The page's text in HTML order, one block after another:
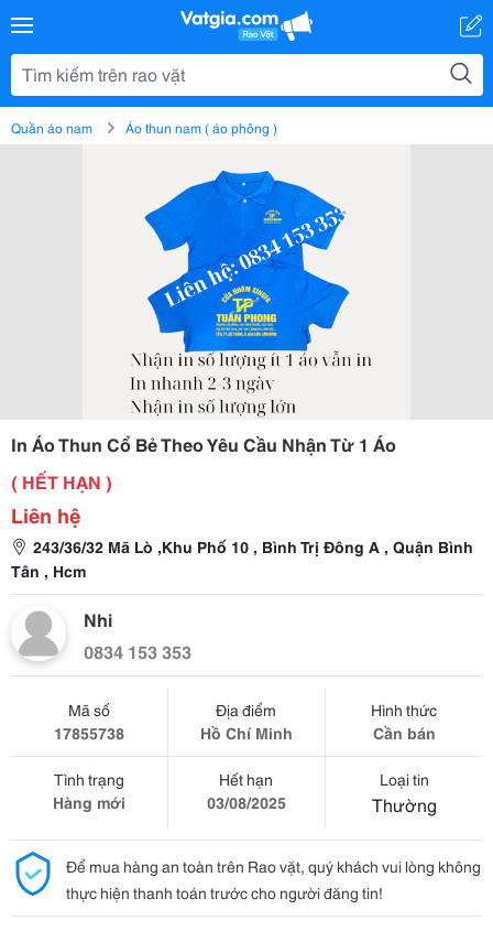
Quần áo nam Áo thun nam ( áo phông )
In Áo Thun Cổ Bẻ Theo Yêu Cầu Nhận Từ 1 Áo
( HẾT HẠN )
Liên hệ
243/36/32 Mã Lò ,Khu Phố 10 , Bình Trị Đông A , Quận Bình
Tân , Hcm
Nhi
0834 153 353
Mã số
17855738
Địa điểm
Hồ Chí Minh
Hình thức
Cần bán
Tình trạng
Hàng mới
Hết hạn
03/08/2025
Loại tin
Thường
Để mua hàng an toàn trên Rao vặt, quý khách vui lòng không
thực hiện thanh toán trước cho người đăng tin!